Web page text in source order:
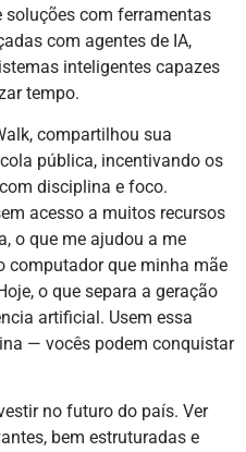
com ferramentas
com agentes de IA,
inteligentes capazes
tempo.
compartilhou sua
pública, incentivando os
disciplina e foco.
acesso a muitos recursos
o que me ajudou a me
computador que minha mãe
o que separa a geração
artificial. Usem essa
— vocês podem conquistar
no futuro do país. Ver
bem estruturadas e